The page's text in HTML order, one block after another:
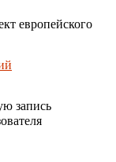
европейского
запись